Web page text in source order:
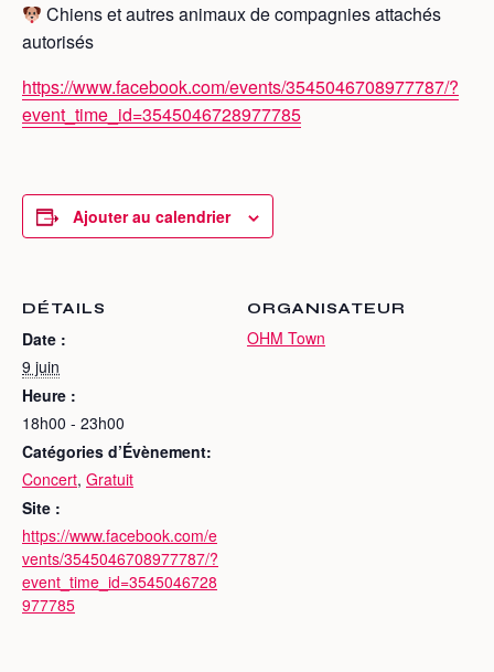
Chiens et autres animaux de compagnies attachés
autorisés
https://www.facebook.com/events/3545046708977787/?
event_time_id=3545046728977785
Ajouter au calendrier
DÉTAILS
Date :
9 juin
Heure :
18h00 - 23h00
Catégories d’Évènement:
Concert, Gratuit
Site :
https://www.facebook.com/e
vents/3545046708977787/?
event_time_id=3545046728
977785
ORGANISATEUR
OHM Town